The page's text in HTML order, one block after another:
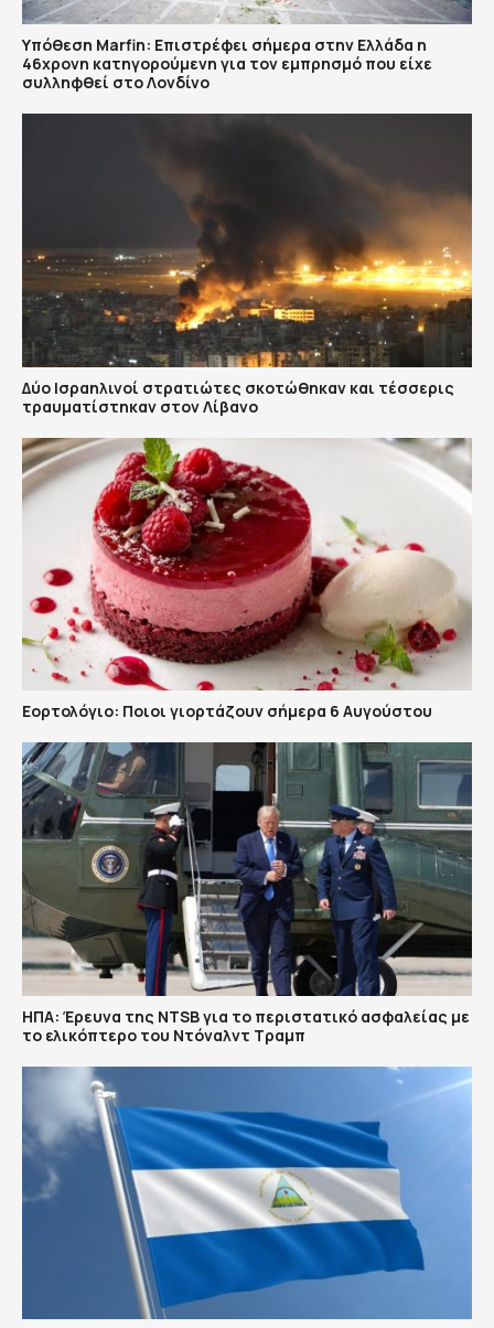
Υπόθεση Marfin: Επιστρέφει σήμερα στην Ελλάδα η
46χρονη κατηγορούμενη για τον εμπρησμό που είχε
συλληφθεί στο Λονδίνο
Δύο Ισραηλινοί στρατιώτες σκοτώθηκαν και τέσσερις
τραυματίστηκαν στον Λίβανο
Εορτολόγιο: Ποιοι γιορτάζουν σήμερα 6 Αυγούστου
ΗΠΑ: Έρευνα της NTSB για το περιστατικό ασφαλείας με
το ελικόπτερο του Ντόναλντ Τραμπ